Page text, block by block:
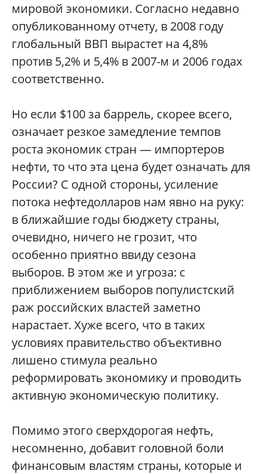
мировой экономики. Согласно недавно
опубликованному отчету, в 2008 году
глобальный ВВП вырастет на 4,8%
против 5,2% и 5,4% в 2007-м и 2006 годах
соответственно.
Но если $100 за баррель, скорее всего,
означает резкое замедление темпов
роста экономик стран — импортеров
нефти, то что эта цена будет означать для
России? С одной стороны, усиление
потока нефтедолларов нам явно на руку:
в ближайшие годы бюджету страны,
очевидно, ничего не грозит, что
особенно приятно ввиду сезона
выборов. В этом же и угроза: с
приближением выборов популистский
раж российских властей заметно
нарастает. Хуже всего, что в таких
условиях правительство объективно
лишено стимула реально
реформировать экономику и проводить
активную экономическую политику.
Помимо этого сверхдорогая нефть,
несомненно, добавит головной боли
финансовым властям страны, которые и